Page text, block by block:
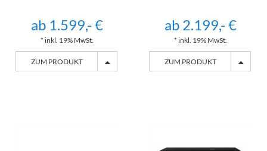
ab 1.599,- €
* inkl. 19% MwSt.
ZUM PRODUKT
ab 2.199,- €
* inkl. 19% MwSt.
ZUM PRODUKT